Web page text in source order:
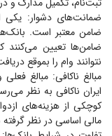
ضمانت‌های دشوار: یکی
ضامن معتبر است.
ضامن‌ها تعیین
نتوانند وام را بموقع
مبالغ ناکافی: مبالغ
ایران ناکافی به نظر
کوچکی از هزینه‌های
مالی اساسی در نظر